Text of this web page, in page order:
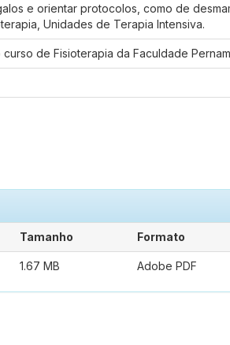
e orientar protocolos, como de
Unidades de Terapia Intensiva.
de Fisioterapia da Faculdade
Tamanho Formato
1.67 MB Adobe PDF